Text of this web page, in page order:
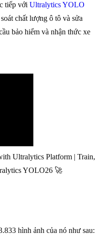
tiếp với Ultralytics YOLO
chất lượng ô tô và sửa
bảo hiểm và nhận thức xe
Ultralytics Platform | Train,
YOLO26 🚀
hình ảnh của nó như sau: